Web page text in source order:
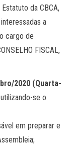
da CBCA,
a
cargo de
FISCAL,
2020 (Quarta-
se o
em preparar e